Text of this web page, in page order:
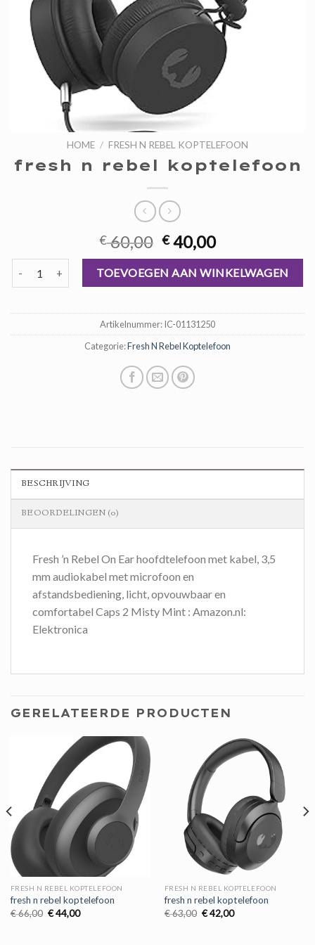
HOME / FRESH N REBEL KOPTELEFOON
fresh n rebel koptelefoon
€60,00 Oorspronkelijke
prijs
was:
€ 60,00.
€40,00Huidige
prijs
is:
€ 40,00.
fresh n rebel koptelefoon aantalTOEVOEGEN AAN WINKELWAGEN
Artikelnummer:IC-01131250
Categorie:Fresh N Rebel Koptelefoon
BESCHRIJVING
BEOORDELINGEN (0)
Fresh ’n Rebel On Ear hoofdtelefoon met kabel, 3,5
mm audiokabel met microfoon en
afstandsbediening, licht, opvouwbaar en
comfortabel Caps 2 Misty Mint : Amazon.nl:
Elektronica
GERELATEERDE PRODUCTEN
FRESH N REBEL KOPTELEFOON
fresh n rebel koptelefoon
€66,00 Oorspronkelijke
€44,00Huidige
FRESH N REBEL KOPTELEFOON
fresh n rebel koptelefoon
€63,00 Oorspronkelijke
€42,00Huidige